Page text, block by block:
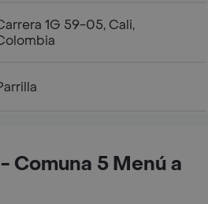
1G 59-05, Cali,
Comuna 5 Menú a